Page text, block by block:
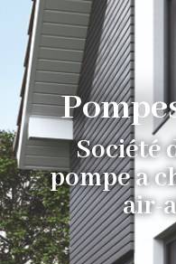
Société
pompe a
air-